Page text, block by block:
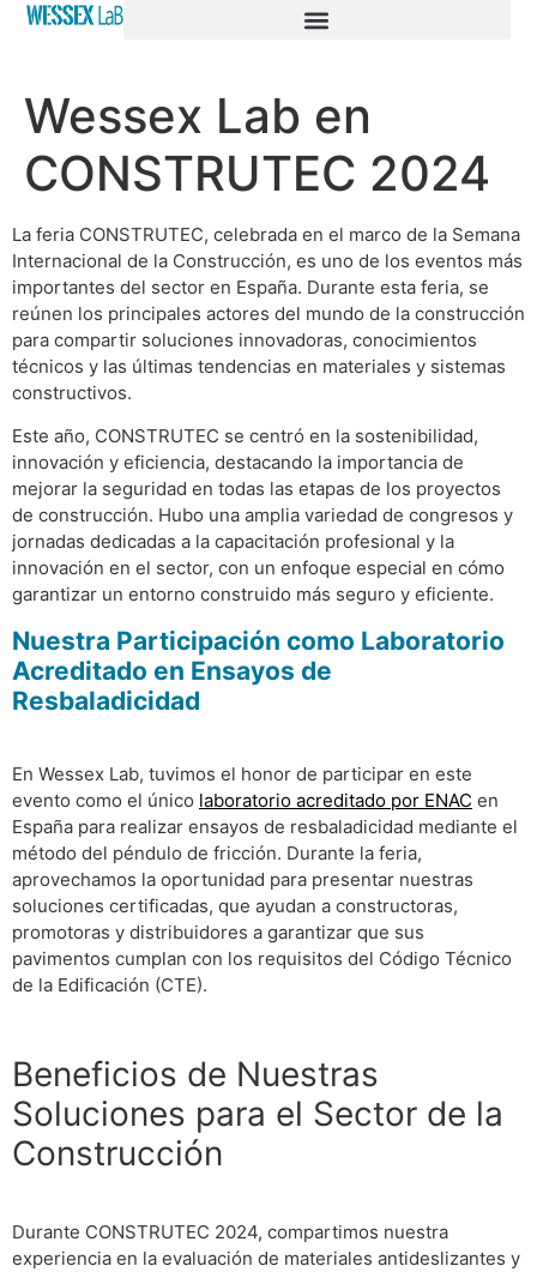
Wessex Lab en
CONSTRUTEC 2024
La feria CONSTRUTEC, celebrada en el marco de la Semana
Internacional de la Construcción, es uno de los eventos más
importantes del sector en España. Durante esta feria, se
reúnen los principales actores del mundo de la construcción
para compartir soluciones innovadoras, conocimientos
técnicos y las últimas tendencias en materiales y sistemas
constructivos.
Este año, CONSTRUTEC se centró en la sostenibilidad,
innovación y eficiencia, destacando la importancia de
mejorar la seguridad en todas las etapas de los proyectos
de construcción. Hubo una amplia variedad de congresos y
jornadas dedicadas a la capacitación profesional y la
innovación en el sector, con un enfoque especial en cómo
garantizar un entorno construido más seguro y eficiente.
Nuestra Participación como Laboratorio
Acreditado en Ensayos de
Resbaladicidad
En Wessex Lab, tuvimos el honor de participar en este
evento como el único laboratorio acreditado por ENAC en
España para realizar ensayos de resbaladicidad mediante el
método del péndulo de fricción. Durante la feria,
aprovechamos la oportunidad para presentar nuestras
soluciones certificadas, que ayudan a constructoras,
promotoras y distribuidores a garantizar que sus
pavimentos cumplan con los requisitos del Código Técnico
de la Edificación (CTE).
Beneficios de Nuestras
Soluciones para el Sector de la
Construcción
Durante CONSTRUTEC 2024, compartimos nuestra
experiencia en la evaluación de materiales antideslizantes y